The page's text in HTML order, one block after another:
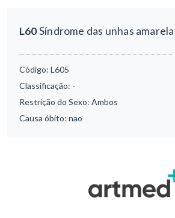
L60Síndrome das unhas
Código: L605
Classificação: -
Restrição do Sexo: Ambos
Causa óbito: nao